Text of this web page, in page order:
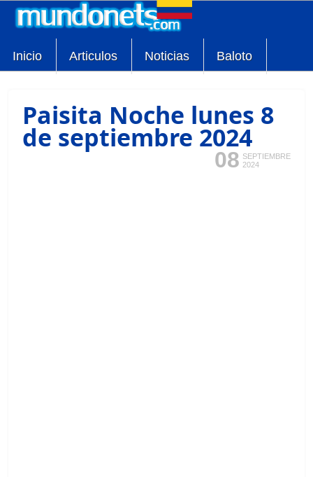
Inicio Articulos Noticias Baloto
Paisita Noche lunes 8
de septiembre 2024
08 SEPTIEMBRE
2024